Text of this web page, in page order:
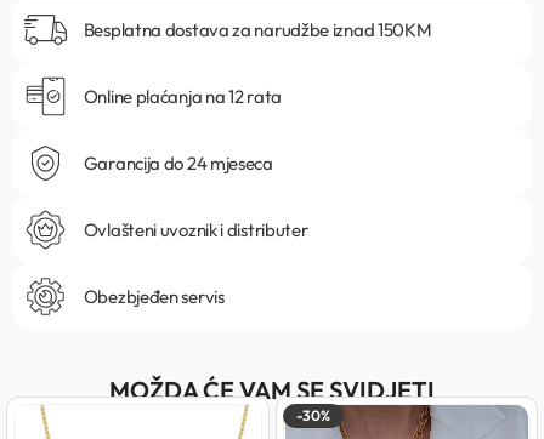
Besplatna dostava za narudžbe iznad 150KM
Online plaćanja na 12 rata
Garancija do 24 mjeseca
Ovlašteni uvoznik i distributer
Obezbjeđen servis
MOŽDA ĆE VAM SE SVIDJETI
-30%